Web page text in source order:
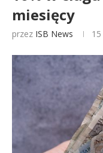
miesięcy
przez ISB News